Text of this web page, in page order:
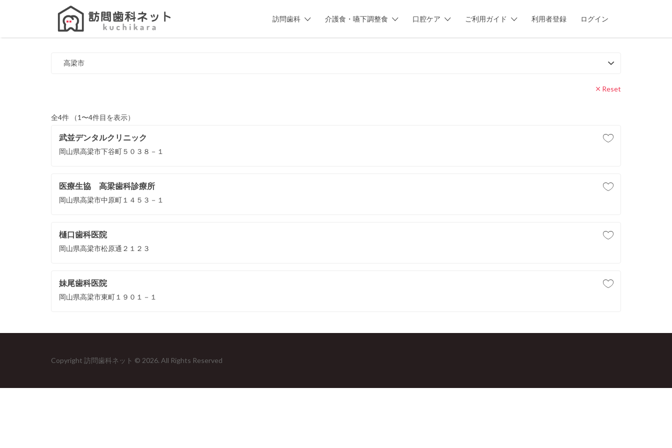
訪問歯科 介護食・嚥下調整食 口腔ケア ご利用ガイド 利用者登録 ログイン
Search
高梁市
Reset
全4件 （1〜4件目を表示）
武並デンタルクリニック
岡山県高梁市下谷町５０３８－１
医療生協 高梁歯科診療所
岡山県高梁市中原町１４５３－１
樋口歯科医院
岡山県高梁市松原通２１２３
妹尾歯科医院
岡山県高梁市東町１９０１－１
Copyright 訪問歯科ネット © 2026. All Rights Reserved